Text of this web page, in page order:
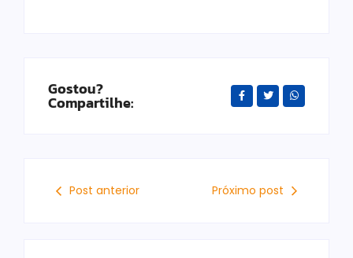
Gostou?
Compartilhe:
Post anterior Próximo post